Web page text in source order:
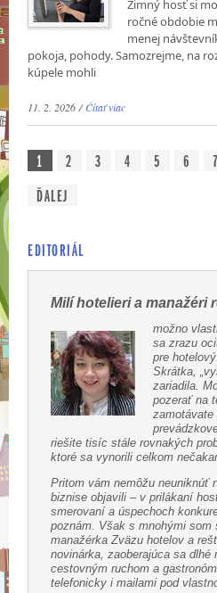
Zimný hosť si
ročné obdobie
menej
pokoja, pohody. Samozrejme, na
kúpele mohli
11. 2. 2026 /Čítať viac
1 2 3 4 5 6 7
ĎALEJ
EDITORIÁL
Milí hotelieri a manažéri
možno
sa zrazu
pre
Skrátka,
zariadila.
pozerať na
zamotávate
riešite tisíc stále rovnakých
ktoré sa vynorili celkom
Pritom vám nemôžu neuniknúť
biznise objavili – v prilákaní
smerovaní a úspechoch
poznám. Však s mnohými som
manažérka Zväzu hotelov a
novinárka, zaoberajúca sa dlhé
cestovným ruchom a
telefonicky i mailami pod